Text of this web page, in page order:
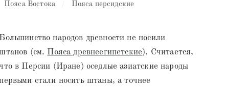
Пояса Востока Пояса персидские
Большинство народов древности не носили
(см. Пояса древнеегипетские). Считается,
в Персии (Иране) оседлые азиатские народы
стали носить штаны, а точнее